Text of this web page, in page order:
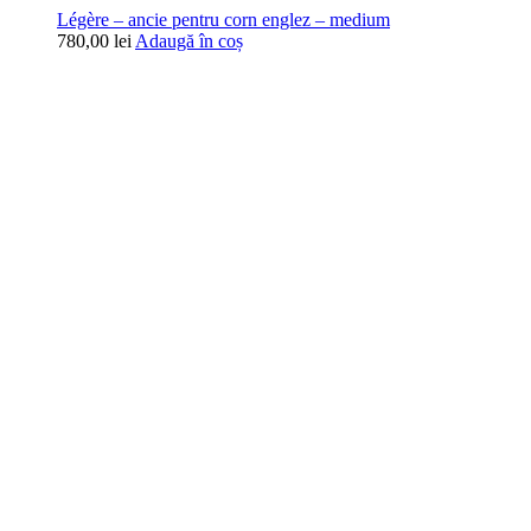
Légère – ancie pentru corn englez – medium
780,00 lei Adaugă în coș